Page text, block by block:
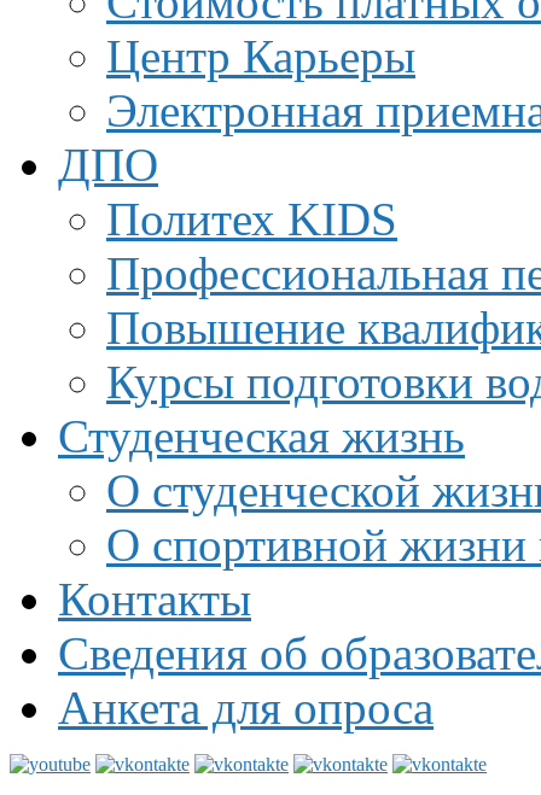
Центр Карьеры
Электронная
ДПО
Политех KIDS
Профессиональная
Повышение
Курсы подготовки
Студенческая жизнь
О студенческой
О спортивной жизни
Контакты
Сведения об
Анкета для опроса